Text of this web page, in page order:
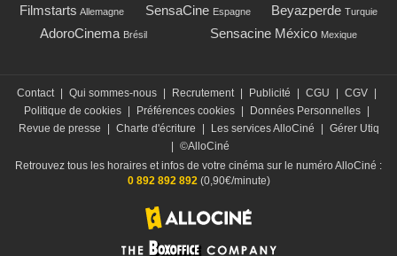
Filmstarts Allemagne SensaCine Espagne Beyazperde Turquie
AdoroCinema Brésil Sensacine México Mexique
Contact | Qui sommes-nous | Recrutement | Publicité | CGU | CGV |
Politique de cookies | Préférences cookies | Données Personnelles |
Revue de presse
| Charte d'écriture | Les services AlloCiné | Gérer Utiq
| ©AlloCiné
Retrouvez tous les horaires et infos de votre cinéma sur le numéro AlloCiné :
0 892 892 892 (0,90€/minute)